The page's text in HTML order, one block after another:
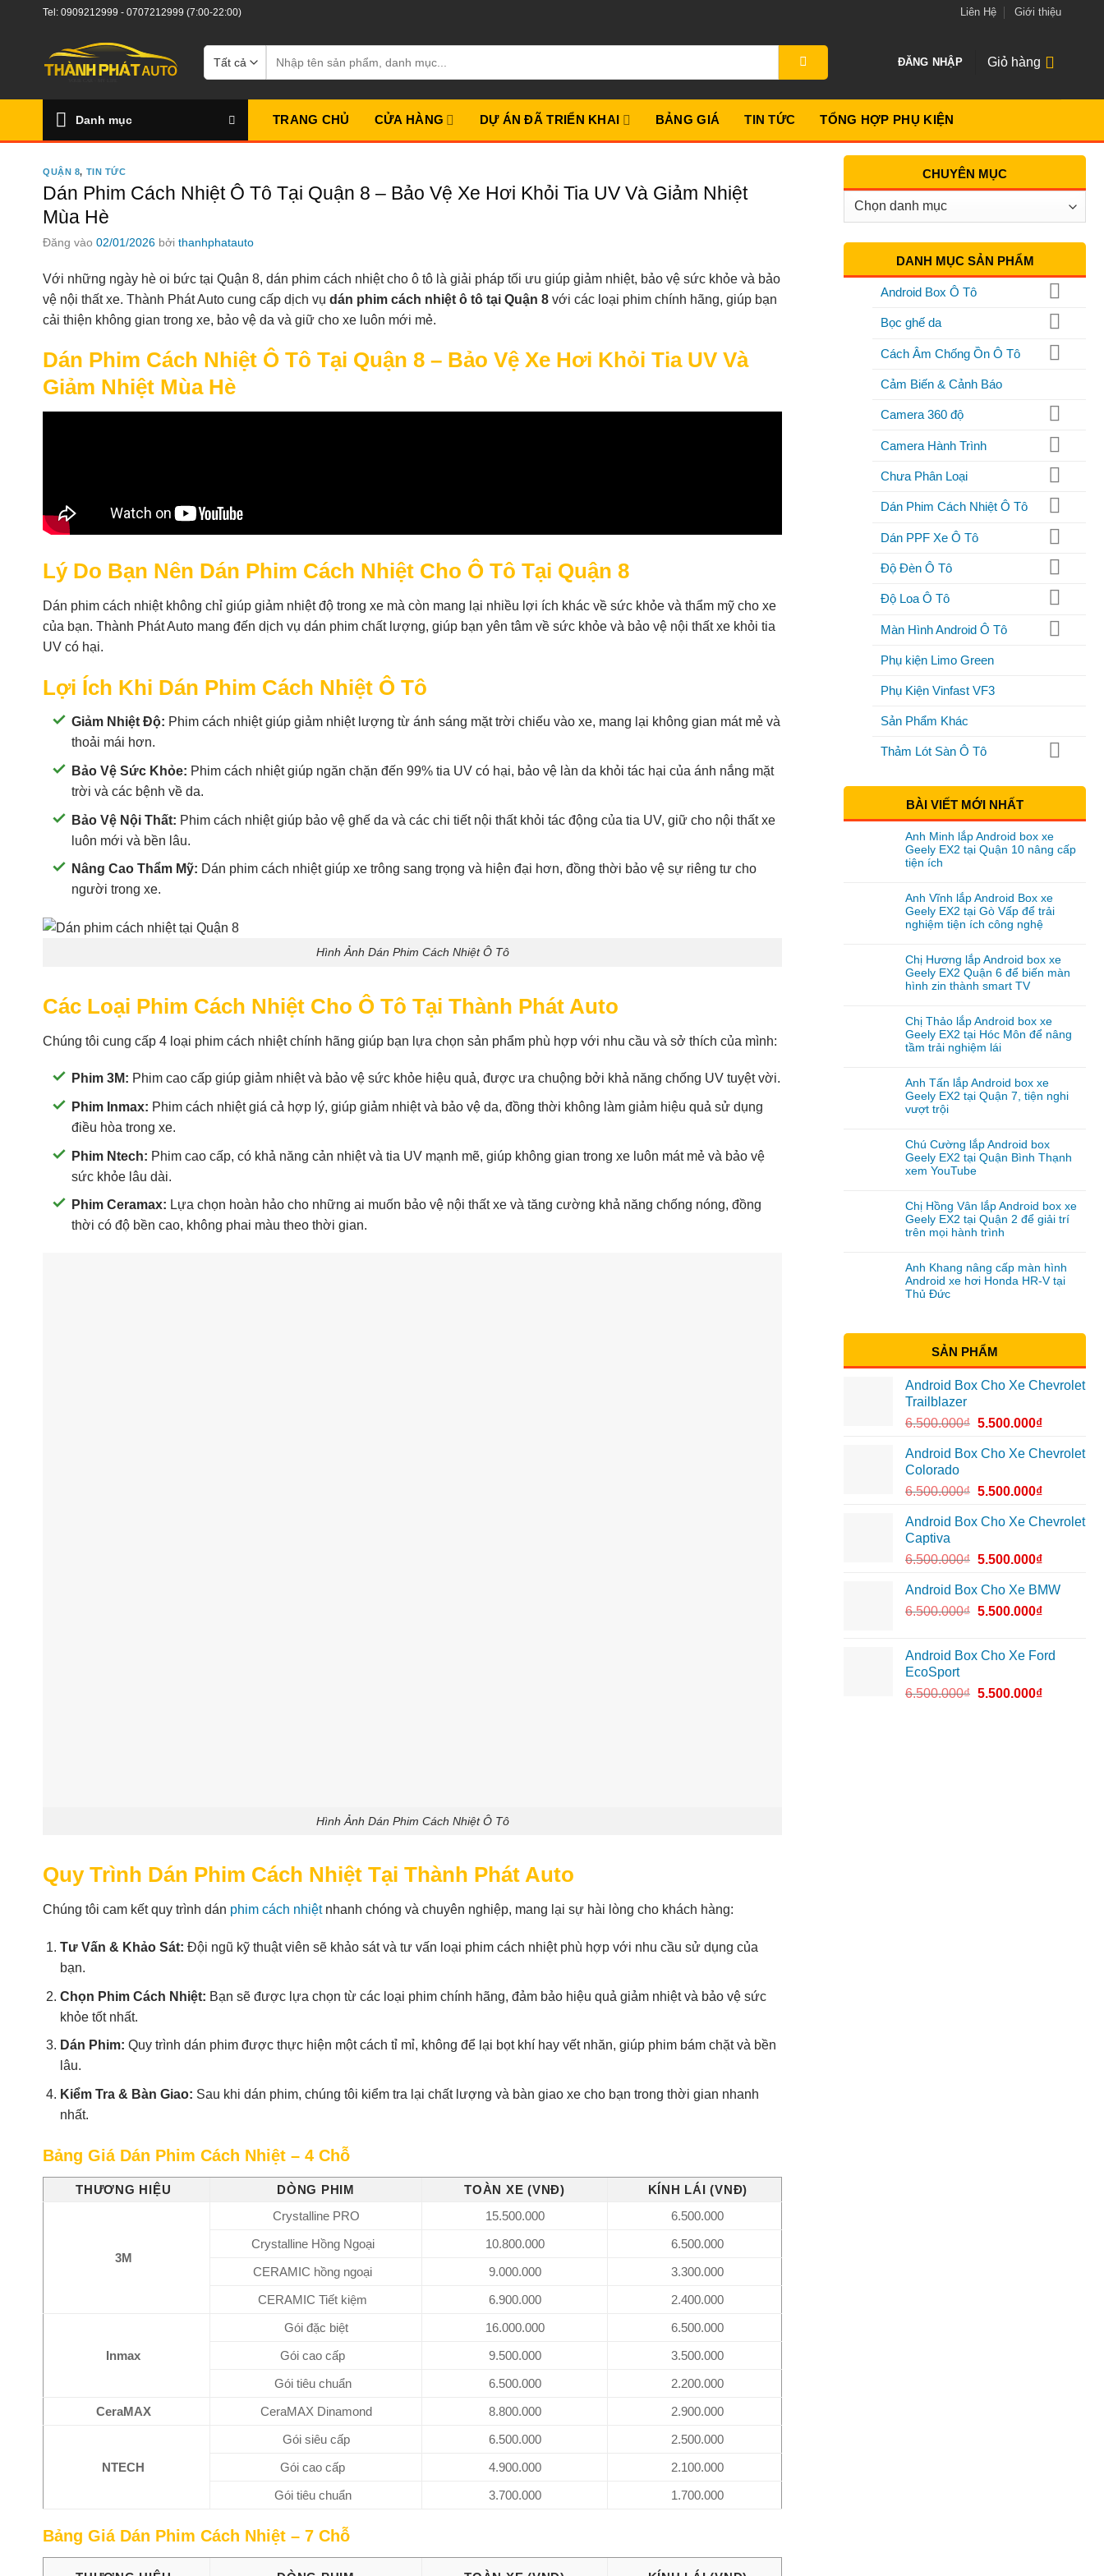
Tel: 0909212999 - 0707212999 (7:00-22:00) Liên Hệ Giới thiệu
kiếm:
ĐĂNG NHẬP Giỏ hàng
Danh mục TRANG CHỦ CỬA HÀNG DỰ ÁN ĐÃ TRIỂN KHAI BẢNG GIÁ TIN TỨC TỔNG HỢP PHỤ KIỆN
QUẬN 8, TIN TỨC
Dán Phim Cách Nhiệt Ô Tô Tại Quận 8 – Bảo Vệ Xe Hơi Khỏi Tia UV Và Giảm Nhiệt
Mùa Hè
Đăng vào 02/01/2026 bởi thanhphatauto
Với những ngày hè oi bức tại Quận 8, dán phim cách nhiệt cho ô tô là giải pháp tối ưu giúp giảm nhiệt, bảo vệ sức khỏe và bảo
vệ nội thất xe. Thành Phát Auto cung cấp dịch vụ dán phim cách nhiệt ô tô tại Quận 8 với các loại phim chính hãng, giúp bạn
cải thiện không gian trong xe, bảo vệ da và giữ cho xe luôn mới mẻ.
Dán Phim Cách Nhiệt Ô Tô Tại Quận 8 – Bảo Vệ Xe Hơi Khỏi Tia UV Và
Giảm Nhiệt Mùa Hè
Lý Do Bạn Nên Dán Phim Cách Nhiệt Cho Ô Tô Tại Quận 8
Dán phim cách nhiệt không chỉ giúp giảm nhiệt độ trong xe mà còn mang lại nhiều lợi ích khác về sức khỏe và thẩm mỹ cho xe
của bạn. Thành Phát Auto mang đến dịch vụ dán phim chất lượng, giúp bạn yên tâm về sức khỏe và bảo vệ nội thất xe khỏi tia
UV có hại.
Lợi Ích Khi Dán Phim Cách Nhiệt Ô Tô
Giảm Nhiệt Độ: Phim cách nhiệt giúp giảm nhiệt lượng từ ánh sáng mặt trời chiếu vào xe, mang lại không gian mát mẻ và
thoải mái hơn.
Bảo Vệ Sức Khỏe: Phim cách nhiệt giúp ngăn chặn đến 99% tia UV có hại, bảo vệ làn da khỏi tác hại của ánh nắng mặt
trời và các bệnh về da.
Bảo Vệ Nội Thất: Phim cách nhiệt giúp bảo vệ ghế da và các chi tiết nội thất khỏi tác động của tia UV, giữ cho nội thất xe
luôn mới và bền lâu.
Nâng Cao Thẩm Mỹ: Dán phim cách nhiệt giúp xe trông sang trọng và hiện đại hơn, đồng thời bảo vệ sự riêng tư cho
người trong xe.
Hình Ảnh Dán Phim Cách Nhiệt Ô Tô
Các Loại Phim Cách Nhiệt Cho Ô Tô Tại Thành Phát Auto
Chúng tôi cung cấp 4 loại phim cách nhiệt chính hãng giúp bạn lựa chọn sản phẩm phù hợp với nhu cầu và sở thích của mình:
Phim 3M: Phim cao cấp giúp giảm nhiệt và bảo vệ sức khỏe hiệu quả, được ưa chuộng bởi khả năng chống UV tuyệt vời.
Phim Inmax: Phim cách nhiệt giá cả hợp lý, giúp giảm nhiệt và bảo vệ da, đồng thời không làm giảm hiệu quả sử dụng
điều hòa trong xe.
Phim Ntech: Phim cao cấp, có khả năng cản nhiệt và tia UV mạnh mẽ, giúp không gian trong xe luôn mát mẻ và bảo vệ
sức khỏe lâu dài.
Phim Ceramax: Lựa chọn hoàn hảo cho những ai muốn bảo vệ nội thất xe và tăng cường khả năng chống nóng, đồng
thời có độ bền cao, không phai màu theo thời gian.
Hình Ảnh Dán Phim Cách Nhiệt Ô Tô
Quy Trình Dán Phim Cách Nhiệt Tại Thành Phát Auto
Chúng tôi cam kết quy trình dán phim cách nhiệtnhanh chóng và chuyên nghiệp, mang lại sự hài lòng cho khách hàng:
Tư Vấn & Khảo Sát: Đội ngũ kỹ thuật viên sẽ khảo sát và tư vấn loại phim cách nhiệt phù hợp với nhu cầu sử dụng của
bạn.
Chọn Phim Cách Nhiệt: Bạn sẽ được lựa chọn từ các loại phim chính hãng, đảm bảo hiệu quả giảm nhiệt và bảo vệ sức
khỏe tốt nhất.
Dán Phim: Quy trình dán phim được thực hiện một cách tỉ mỉ, không để lại bọt khí hay vết nhăn, giúp phim bám chặt và bền
lâu.
Kiểm Tra & Bàn Giao: Sau khi dán phim, chúng tôi kiểm tra lại chất lượng và bàn giao xe cho bạn trong thời gian nhanh
nhất.
Bảng Giá Dán Phim Cách Nhiệt – 4 Chỗ
THƯƠNG HIỆU DÒNG PHIM TOÀN XE (VNĐ) KÍNH LÁI (VNĐ)
3M
Crystalline PRO 15.500.000
6.500.000
Crystalline Hồng Ngoại
10.800.000
6.500.000
CERAMIC hồng ngoại
9.000.000
3.300.000
CERAMIC Tiết kiệm
6.900.000 2.400.000
Inmax
Gói đặc biệt 16.000.000
6.500.000
Gói cao cấp
9.500.000
3.500.000
Gói tiêu chuẩn
6.500.000
2.200.000
CeraMAX
CeraMAX Dinamond 8.800.000 2.900.000
NTECH
Gói siêu cấp 6.500.000
2.500.000
Gói cao cấp
4.900.000
2.100.000
Gói tiêu chuẩn
3.700.000 1.700.000
Bảng Giá Dán Phim Cách Nhiệt – 7 Chỗ
CHUYÊN MỤC
Chuyên
DANH MỤC SẢN PHẨM
Android Box Ô Tô
Bọc ghế da
Cách Âm Chống Ồn Ô Tô
Cảm Biến & Cảnh Báo
Camera 360 độ
Camera Hành Trình
Chưa Phân Loại
Dán Phim Cách Nhiệt Ô Tô
Dán PPF Xe Ô Tô
Độ Đèn Ô Tô
Độ Loa Ô Tô
Màn Hình Android Ô Tô
Phụ kiện Limo Green
Phụ Kiện Vinfast VF3
Sản Phẩm Khác
Thảm Lót Sàn Ô Tô
BÀI VIẾT MỚI NHẤT
Anh Minh lắp Android box xe
Geely EX2 tại Quận 10 nâng cấp
tiện ích
Anh Vĩnh lắp Android Box xe
Geely EX2 tại Gò Vấp để trải
nghiệm tiện ích công nghệ
Chị Hương lắp Android box xe
Geely EX2 Quận 6 để biến màn
hình zin thành smart TV
Chị Thảo lắp Android box xe
Geely EX2 tại Hóc Môn để nâng
tầm trải nghiệm lái
Anh Tấn lắp Android box xe
Geely EX2 tại Quận 7, tiện nghi
vượt trội
Chú Cường lắp Android box
Geely EX2 tại Quận Bình Thạnh
xem YouTube
Chị Hồng Vân lắp Android box xe
Geely EX2 tại Quận 2 để giải trí
trên mọi hành trình
Anh Khang nâng cấp màn hình
Android xe hơi Honda HR-V tại
Thủ Đức
SẢN PHẨM
Android Box Cho Xe Chevrolet
Trailblazer
6.500.000₫ 5.500.000₫
Android Box Cho Xe Chevrolet
Colorado
6.500.000₫ 5.500.000₫
Android Box Cho Xe Chevrolet
Captiva
6.500.000₫ 5.500.000₫
Android Box Cho Xe BMW
6.500.000₫ 5.500.000₫
Android Box Cho Xe Ford
EcoSport
6.500.000₫ 5.500.000₫